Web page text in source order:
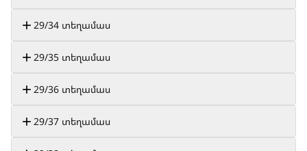
29/34 տեղամաս
29/35 տեղամաս
29/36 տեղամաս
29/37 տեղամաս